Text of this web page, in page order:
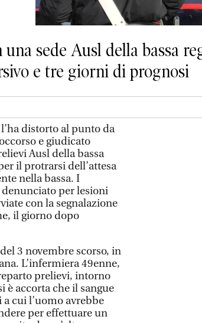
sede Ausl della bassa
e tre giorni di prognosi
distorto al punto da
e giudicato
Ausl della bassa
il protrarsi dell’attesa
nella bassa. I
per lesioni
con la segnalazione
il giorno dopo
3 novembre scorso, in
L’infermiera 49enne,
prelievi, intorno
è accorta che il sangue
cui l’uomo avrebbe
per effettuare un